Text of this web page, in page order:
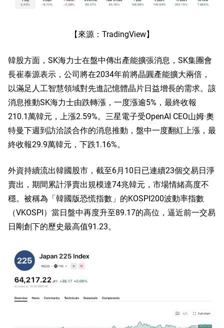
【來源：TradingView】
韓股方面，SK海力士在盤中傳出產能擴張消息，SK集團會
長崔泰源表示，公司將在2034年前將晶圓產能擴大兩倍，
以滿足人工智慧領域對先進記憶體晶片日益增長的需求。該
消息推動SK海力士由跌轉漲，一度漲逾5%，最終收報
210.1萬韓元，上漲2.59%。三星電子受OpenAI CEO山姆·奧
特曼下週到訪洽談合作的消息推動，盤中一度翻紅上漲，最
終收報29.9萬韓元，下跌1.16%。
外資持續流出韓國股市，截至6月10日已連續23個交易日淨
賣出，期間累計淨賣出規模達74兆韓元，市場情緒高度不
穩。被稱為「韓國版恐慌指數」的KOSPI200波動率指數
（VKOSPI）當日盤中再度升至89.17的高位，逼近前一交易
日剛創下的歷史最高值91.23。